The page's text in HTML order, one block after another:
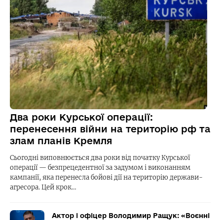
Два роки Курської операції:
перенесення війни на територію рф та
злам планів Кремля
Сьогодні виповнюється два роки від початку Курської
операції — безпрецедентної за задумом і виконанням
кампанії, яка перенесла бойові дії на територію держави-
агресора. Цей крок…
Актор і офіцер Володимир Ращук: «Воєнні